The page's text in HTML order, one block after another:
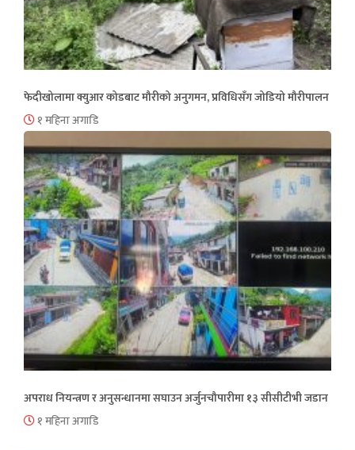
फेदीखोलामा क्युआर कोडबाट मौरीको अनुगमन, प्रविधिसँग जोडियो मौरीपालन
१ महिना अगाडि
अपराध नियन्त्रण र अनुसन्धानमा सघाउन अर्जुनचौपारीमा १३ सीसीटीभी जडान
१ महिना अगाडि